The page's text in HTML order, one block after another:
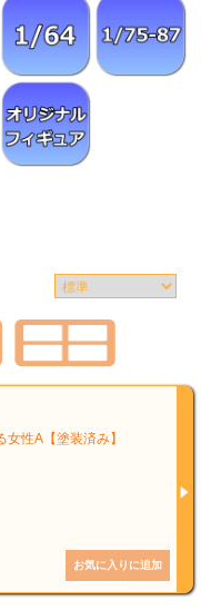
性A【塗装済み】